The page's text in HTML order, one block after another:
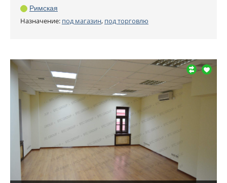
Римская
Назначение: под магазин, под торговлю